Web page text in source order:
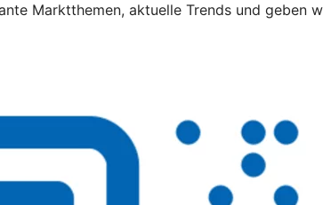
Marktthemen, aktuelle Trends und